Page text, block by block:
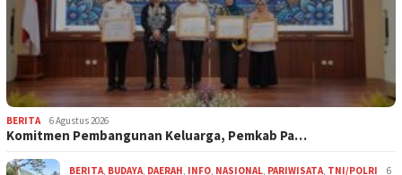
BERITA 6 Agustus 2026
Komitmen Pembangunan Keluarga, Pemkab Pa…
BERITA BUDAYA DAERAH INFO NASIONAL PARIWISATA TNI/POLRI
6